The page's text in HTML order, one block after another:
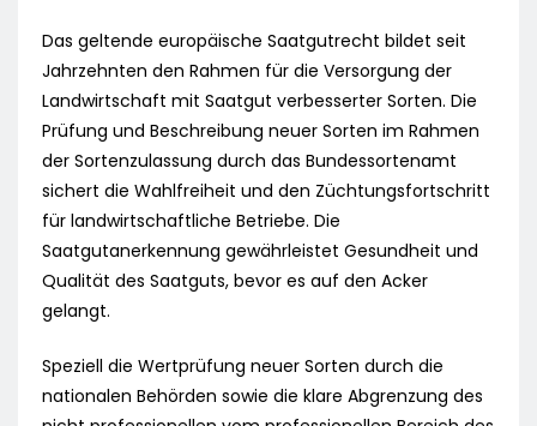
Das geltende europäische Saatgutrecht bildet seit
Jahrzehnten den Rahmen für die Versorgung der
Landwirtschaft mit Saatgut verbesserter Sorten. Die
Prüfung und Beschreibung neuer Sorten im Rahmen
der Sortenzulassung durch das Bundessortenamt
sichert die Wahlfreiheit und den Züchtungsfortschritt
für landwirtschaftliche Betriebe. Die
Saatgutanerkennung gewährleistet Gesundheit und
Qualität des Saatguts, bevor es auf den Acker
gelangt.
Speziell die Wertprüfung neuer Sorten durch die
nationalen Behörden sowie die klare Abgrenzung des